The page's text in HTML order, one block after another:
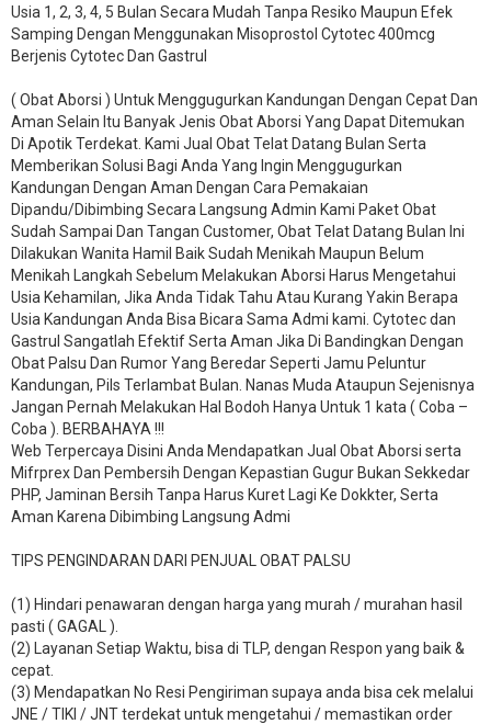
Usia 1, 2, 3, 4, 5 Bulan Secara Mudah Tanpa Resiko Maupun Efek
Samping Dengan Menggunakan Misoprostol Cytotec 400mcg
Berjenis Cytotec Dan Gastrul
( Obat Aborsi ) Untuk Menggugurkan Kandungan Dengan Cepat Dan
Aman Selain Itu Banyak Jenis Obat Aborsi Yang Dapat Ditemukan
Di Apotik Terdekat. Kami Jual Obat Telat Datang Bulan Serta
Memberikan Solusi Bagi Anda Yang Ingin Menggugurkan
Kandungan Dengan Aman Dengan Cara Pemakaian
Dipandu/Dibimbing Secara Langsung Admin Kami Paket Obat
Sudah Sampai Dan Tangan Customer, Obat Telat Datang Bulan Ini
Dilakukan Wanita Hamil Baik Sudah Menikah Maupun Belum
Menikah Langkah Sebelum Melakukan Aborsi Harus Mengetahui
Usia Kehamilan, Jika Anda Tidak Tahu Atau Kurang Yakin Berapa
Usia Kandungan Anda Bisa Bicara Sama Admi kami. Cytotec dan
Gastrul Sangatlah Efektif Serta Aman Jika Di Bandingkan Dengan
Obat Palsu Dan Rumor Yang Beredar Seperti Jamu Peluntur
Kandungan, Pils Terlambat Bulan. Nanas Muda Ataupun Sejenisnya
Jangan Pernah Melakukan Hal Bodoh Hanya Untuk 1 kata ( Coba –
Coba ). BERBAHAYA !!!
Web Terpercaya Disini Anda Mendapatkan Jual Obat Aborsi serta
Mifrprex Dan Pembersih Dengan Kepastian Gugur Bukan Sekkedar
PHP, Jaminan Bersih Tanpa Harus Kuret Lagi Ke Dokkter, Serta
Aman Karena Dibimbing Langsung Admi
TIPS PENGINDARAN DARI PENJUAL OBAT PALSU
(1) Hindari penawaran dengan harga yang murah / murahan hasil
pasti ( GAGAL ).
(2) Layanan Setiap Waktu, bisa di TLP, dengan Respon yang baik &
cepat.
(3) Mendapatkan No Resi Pengiriman supaya anda bisa cek melalui
JNE / TIKI / JNT terdekat untuk mengetahui / memastikan order